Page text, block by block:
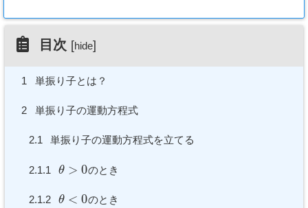
目次 [hide]
1 単振り子とは？
2 単振り子の運動方程式
2.1 単振り子の運動方程式を立てる
2.1.1 θ > 0のとき
2.1.2 θ < 0のとき